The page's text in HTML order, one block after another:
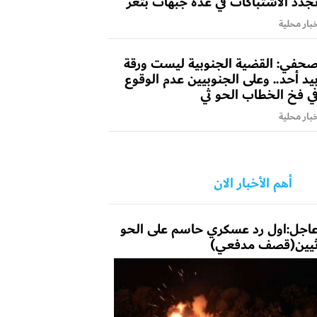
محلية
صحفي: القضية الجنوبية ليست ورقة
بيد أحد.. وعلى الجنوبيين عدم الوقوع
في فخ الخطاب الحو ثي
محلية
أهم الأخبار الان
رد عسكري حاسم على الحو
مدفعي)